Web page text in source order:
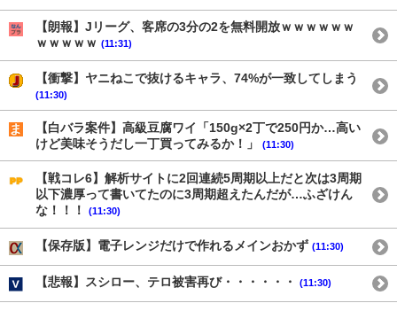
【朗報】Jリーグ、客席の3分の2を無料開放ｗｗｗｗｗｗ
ｗｗｗｗｗ (11:31)
【衝撃】ヤニねこで抜けるキャラ、74%が一致してしまう
(11:30)
【白バラ案件】高級豆腐ワイ「150g×2丁で250円か…高い
けど美味そうだし一丁買ってみるか！」
(11:30)
【戦コレ6】解析サイトに2回連続5周期以上だと次は3周期
以下濃厚って書いてたのに3周期超えたんだが…ふざけん
な！！！
(11:30)
【保存版】電子レンジだけで作れるメインおかず (11:30)
【悲報】スシロー、テロ被害再び・・・・・・ (11:30)